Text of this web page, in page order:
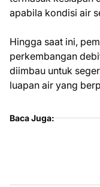
apabila kondisi air
Hingga saat ini,
perkembangan
diimbau untuk
luapan air yang
Baca Juga: